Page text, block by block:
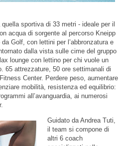
sportiva di 33 metri - ideale per il
acqua di sorgente al percorso Kneipp
Golf, con lettini per l’abbronzatura e
dalla vista sulle cime del gruppo
lounge con lettino per chi vuole un
65 attrezzature, 50 ore settimanali di
Center. Perdere peso, aumentare
mobilità, resistenza ed equilibrio:
all’avanguardia, ai numerosi
Guidato da Andrea Tuti,
il team si compone di
altri 6 coach